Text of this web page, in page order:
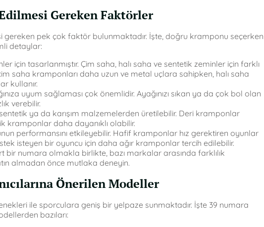
Gereken Faktörler
pek çok faktör bulunmaktadır. İşte, doğru kramponu seçerken
detaylar:
için tasarlanmıştır. Çim saha, halı saha ve sentetik zeminler için farklı
saha kramponları daha uzun ve metal uçlara sahipken, halı saha
kullanır.
uyum sağlaması çok önemlidir. Ayağınızı sıkan ya da çok bol olan
verebilir.
ya da karışım malzemelerden üretilebilir. Deri kramponlar
kramponlar daha dayanıklı olabilir.
performansını etkileyebilir. Hafif kramponlar hız gerektiren oyunlar
isteyen bir oyuncu için daha ağır kramponlar tercih edilebilir.
bir numara olmakla birlikte, bazı markalar arasında farklılık
almadan önce mutlaka deneyin.
Önerilen Modeller
ile sporculara geniş bir yelpaze sunmaktadır. İşte 39 numara
bazıları: